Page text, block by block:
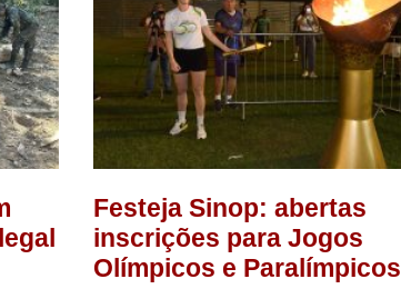
Festeja Sinop: abertas
inscrições para Jogos
Olímpicos e Paralímpicos